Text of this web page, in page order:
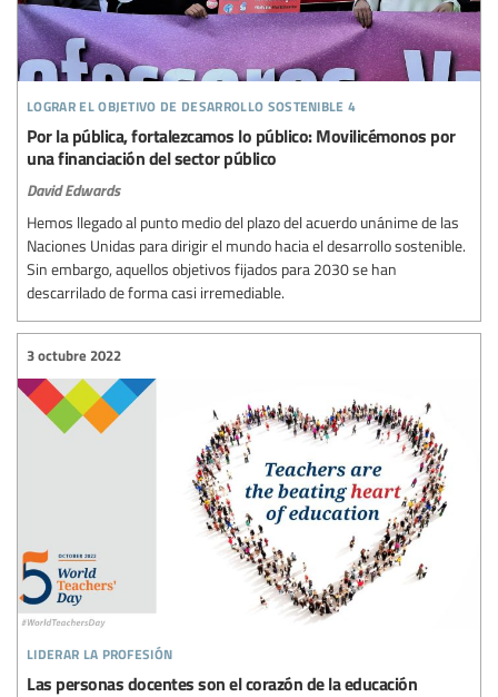
lograr el objetivo de desarrollo sostenible 4
Por la pública, fortalezcamos lo público: Movilicémonos por
una financiación del sector público
David Edwards
Hemos llegado al punto medio del plazo del acuerdo unánime de las
Naciones Unidas para dirigir el mundo hacia el desarrollo sostenible.
Sin embargo, aquellos objetivos fijados para 2030 se han
descarrilado de forma casi irremediable.
liderar la profesión
3 octubre 2022
Las personas docentes son el corazón de la educación